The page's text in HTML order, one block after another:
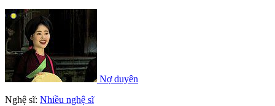
Nợ duyên
Nghệ sĩ: Nhiều nghệ sĩ